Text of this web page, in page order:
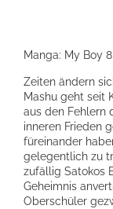
Manga: My Boy 8
Zeiten ändern
Mashu geht seit
aus den Fehlern
inneren Frieden
füreinander
gelegentlich zu
zufällig Satokos
Geheimnis
Oberschüler